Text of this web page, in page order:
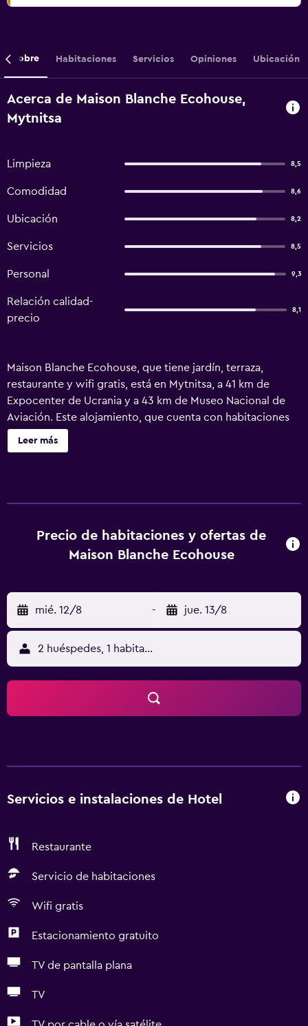
Sobre Habitaciones Servicios Opiniones Ubicación
Acerca de Maison Blanche Ecohouse,
Mytnitsa
Limpieza 8,5
Comodidad 8,6
Ubicación 8,2
Servicios 8,5
Personal 9,3
Relación calidad-
precio
8,1
Maison Blanche Ecohousе, que tiene jardín, terraza,
restaurante y wifi gratis, está en Mytnitsa, a 41 km de
Expocenter de Ucrania y a 43 km de Museo Nacional de
Aviación. Este alojamiento, que cuenta con habitaciones
familiares, también ofrece zona de juegos infantil. El
alojamiento dispone de servicio de habitaciones y
practicar actividades en Mytnitsa y alrededores, como
senderismo. Alexandria Dendropark está a 44 km del
Leer más
Precio de habitaciones y ofertas de
Maison Blanche Ecohouse
mié. 12/8 - jue. 13/8
2 huéspedes, 1 habitación
Servicios e instalaciones de Hotel
Restaurante
Servicio de habitaciones
Wifi gratis
Estacionamiento gratuito
TV de pantalla plana
TV